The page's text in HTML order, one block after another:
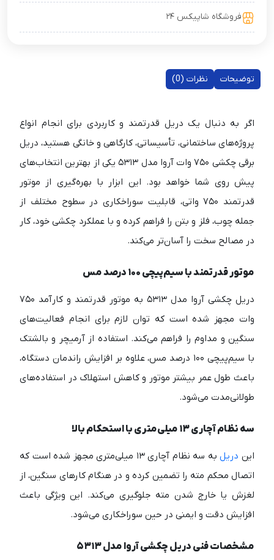
فروشگاه شاپیکس ۲۴
توضیحات نظرات (0)
اگر به دنبال یک دریل قدرتمند و کاربردی برای انجام انواع
پروژه‌های ساختمانی، تأسیساتی، کارگاهی و خانگی هستید، دریل
برقی چکشی ۷۵۰ وات آروا مدل ۵۳۱۳ یکی از بهترین انتخاب‌های
پیش روی شما خواهد بود. این ابزار با بهره‌گیری از موتور
قدرتمند ۷۵۰ واتی، قابلیت سوراخکاری در سطوح مختلف از
جمله چوب، فلز و بتن را فراهم کرده و با عملکرد چکشی خود، کار
در مصالح سخت را آسان‌تر می‌کند.
موتور قدرتمند با سیم‌پیچی ۱۰۰ درصد مس
دریل چکشی آروا مدل ۵۳۱۳ به موتور قدرتمند و کارآمد ۷۵۰
وات مجهز شده است که توان لازم برای انجام فعالیت‌های
سنگین و مداوم را فراهم می‌کند. استفاده از آرمیچر و بالشتک
با سیم‌پیچی ۱۰۰ درصد مس، علاوه بر افزایش راندمان دستگاه،
باعث طول عمر بیشتر موتور و کاهش استهلاک در استفاده‌های
طولانی‌مدت می‌شود.
سه نظام آچاری ۱۳ میلی‌متری با استحکام بالا
این دریل
به سه نظام آچاری ۱۳ میلی‌متری مجهز شده است که
اتصال محکم مته را تضمین کرده و در هنگام کارهای سنگین، از
لغزش یا خارج شدن مته جلوگیری می‌کند. این ویژگی باعث
افزایش دقت و ایمنی در حین سوراخکاری می‌شود.
مشخصات فنی دریل چکشی آروا مدل ۵۳۱۳